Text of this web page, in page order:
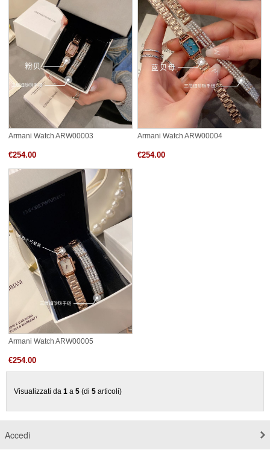
Armani Watch ARW00003
€254.00
Armani Watch ARW00004
€254.00
Armani Watch ARW00005
€254.00
Visualizzati da 1 a 5 (di 5 articoli)
Accedi